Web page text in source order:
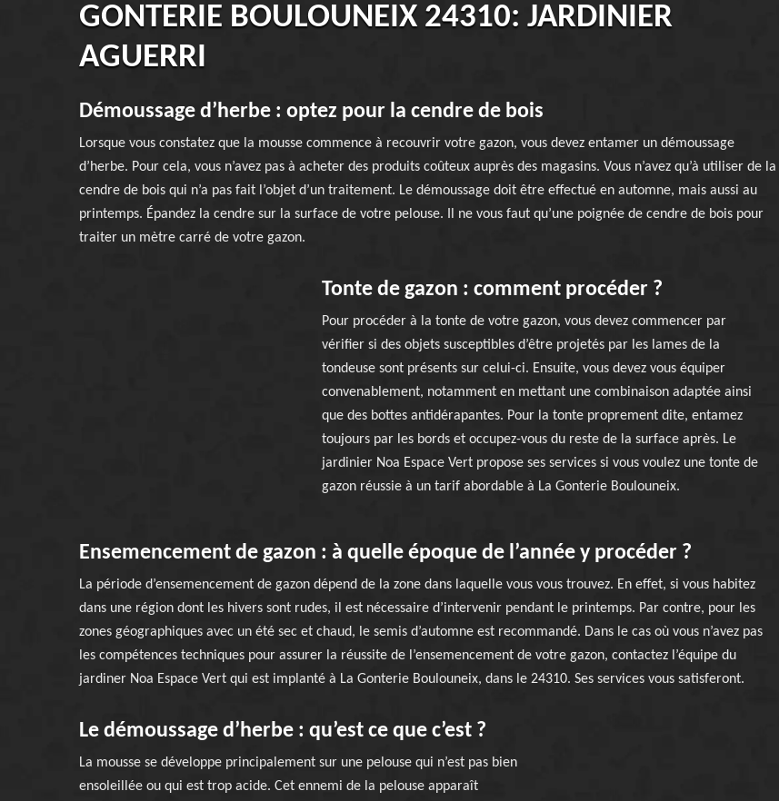
GONTERIE BOULOUNEIX 24310: JARDINIER
AGUERRI
Démoussage d’herbe : optez pour la cendre de bois
Lorsque vous constatez que la mousse commence à recouvrir votre gazon, vous devez entamer un démoussage
d’herbe. Pour cela, vous n’avez pas à acheter des produits coûteux auprès des magasins. Vous n’avez qu’à utiliser de la
cendre de bois qui n’a pas fait l’objet d’un traitement. Le démoussage doit être effectué en automne, mais aussi au
printemps. Épandez la cendre sur la surface de votre pelouse. Il ne vous faut qu’une poignée de cendre de bois pour
traiter un mètre carré de votre gazon.
Tonte de gazon : comment procéder ?
Pour procéder à la tonte de votre gazon, vous devez commencer par
vérifier si des objets susceptibles d’être projetés par les lames de la
tondeuse sont présents sur celui-ci. Ensuite, vous devez vous équiper
convenablement, notamment en mettant une combinaison adaptée ainsi
que des bottes antidérapantes. Pour la tonte proprement dite, entamez
toujours par les bords et occupez-vous du reste de la surface après. Le
jardinier Noa Espace Vert propose ses services si vous voulez une tonte de
gazon réussie à un tarif abordable à La Gonterie Boulouneix.
Ensemencement de gazon : à quelle époque de l’année y procéder ?
La période d’ensemencement de gazon dépend de la zone dans laquelle vous vous trouvez. En effet, si vous habitez
dans une région dont les hivers sont rudes, il est nécessaire d’intervenir pendant le printemps. Par contre, pour les
zones géographiques avec un été sec et chaud, le semis d’automne est recommandé. Dans le cas où vous n’avez pas
les compétences techniques pour assurer la réussite de l’ensemencement de votre gazon, contactez l’équipe du
jardiner Noa Espace Vert qui est implanté à La Gonterie Boulouneix, dans le 24310. Ses services vous satisferont.
Le démoussage d’herbe : qu’est ce que c’est ?
La mousse se développe principalement sur une pelouse qui n’est pas bien
ensoleillée ou qui est trop acide. Cet ennemi de la pelouse apparaît